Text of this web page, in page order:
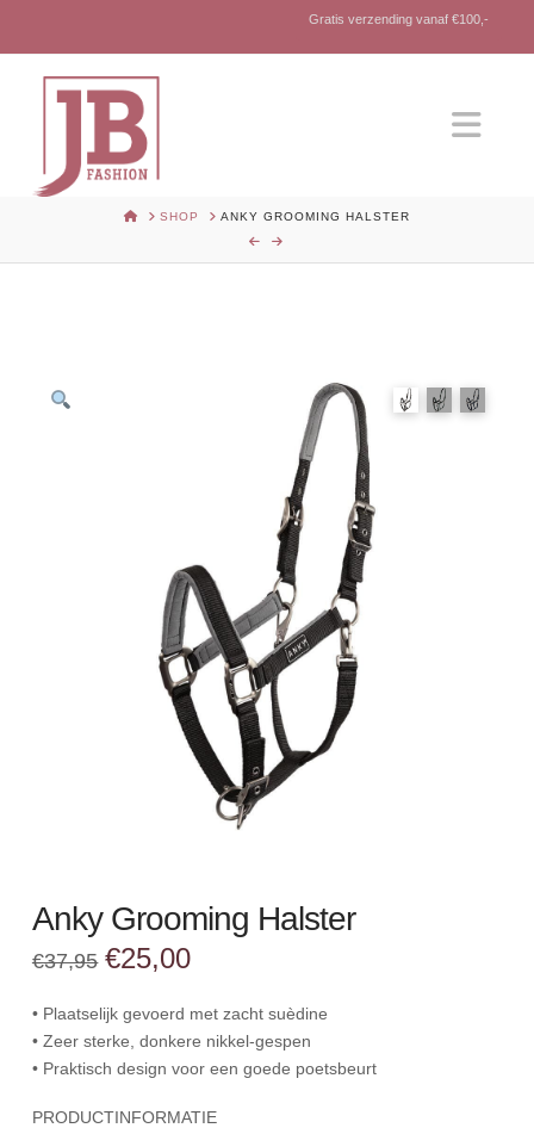
Gratis verzending vanaf €100,-
HOMESHOP ANKY GROOMING HALSTER
Anky Grooming Halster
€37,95 Oorspronkelijke
prijs
€37,95.
€25,00Huidige
€25,00.
• Plaatselijk gevoerd met zacht suèdine
• Zeer sterke, donkere nikkel-gespen
• Praktisch design voor een goede poetsbeurt
PRODUCTINFORMATIE